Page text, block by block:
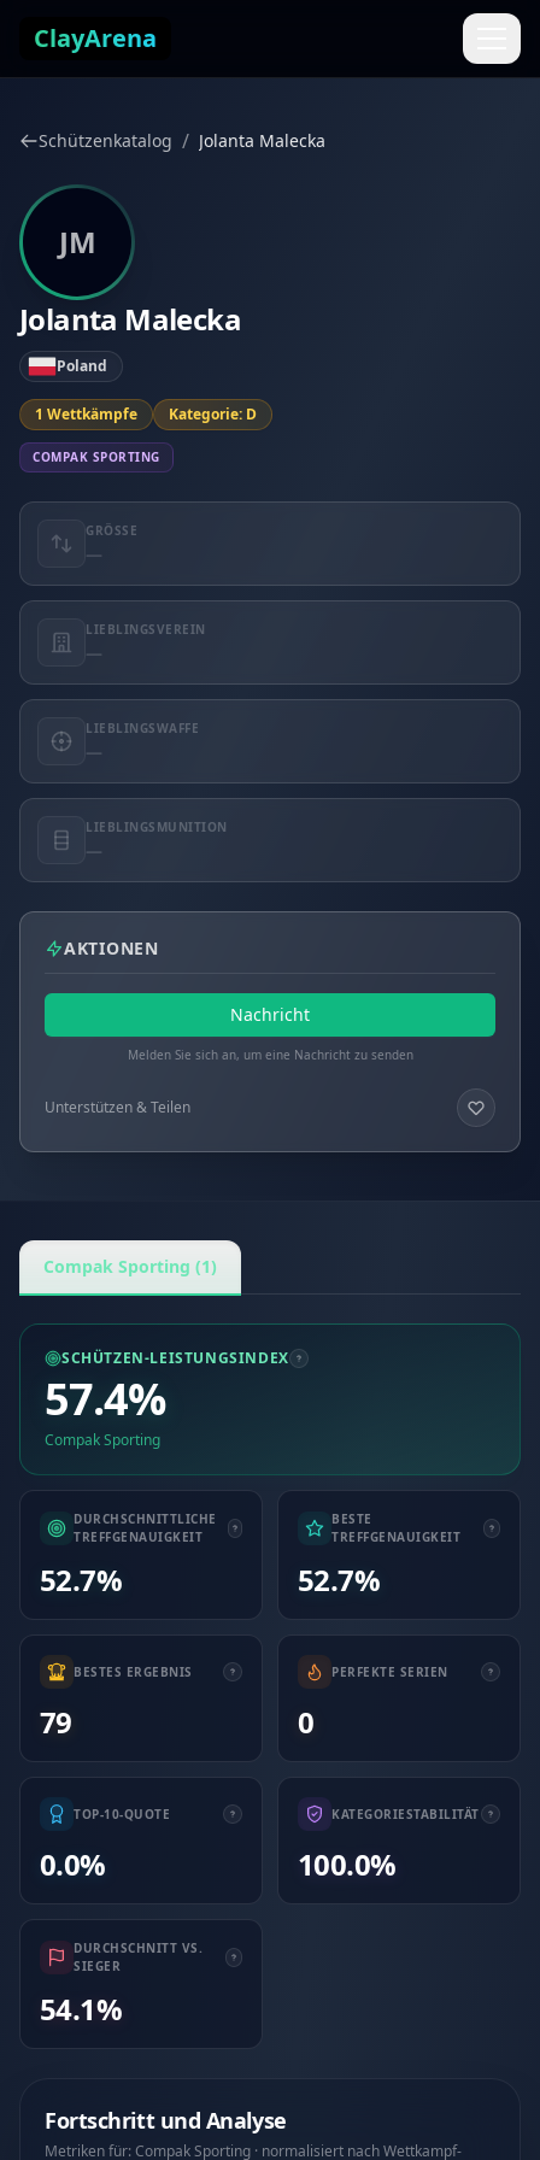
ClayArena
Schützenkatalog / Jolanta Malecka
JM
Jolanta Malecka
Poland
1 Wettkämpfe Kategorie: D
COMPAK SPORTING
GRÖSSE
—
LIEBLINGSVEREIN
—
LIEBLINGSWAFFE
—
LIEBLINGSMUNITION
—
AKTIONEN
Nachricht
Melden Sie sich an, um eine Nachricht zu senden
Unterstützen & Teilen
Compak Sporting (1)
SCHÜTZEN-LEISTUNGSINDEX
57.4%
Compak Sporting
DURCHSCHNITTLICHE
TREFFGENAUIGKEIT
52.7%
BESTE
TREFFGENAUIGKEIT
52.7%
BESTES ERGEBNIS
79
PERFEKTE SERIEN
0
TOP-10-QUOTE
0.0%
KATEGORIESTABILITÄT
100.0%
DURCHSCHNITT VS.
SIEGER
54.1%
Fortschritt und Analyse
Metriken für: Compak Sporting · normalisiert nach Wettkampf-